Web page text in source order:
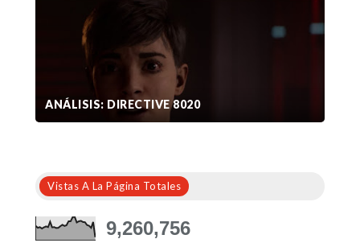
ANÁLISIS: DIRECTIVE 8020
Vistas A La Página Totales
9,260,756